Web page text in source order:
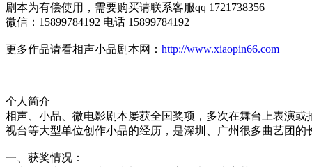
剧本为有偿使用，需要购买请联系客服qq 1721738356
微信：15899784192 电话 15899784192
更多作品请看相声小品剧本网： http://www.xiaopin66.com
个人简介
相声、小品、微电影剧本屡获全国奖项，多次在舞台上表演
视台等大型单位创作小品的经历，是深圳、广州很多曲艺团
一、获奖情况：